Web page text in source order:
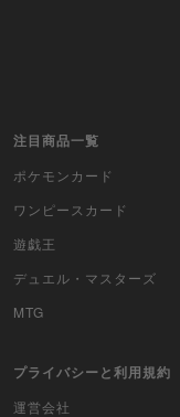
注目商品一覧
ポケモンカード
ワンピースカード
遊戯王
デュエル・マスターズ
MTG
プライバシーと利用規約
運営会社